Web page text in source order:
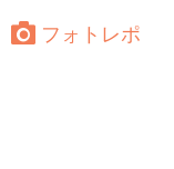
フォトレポ